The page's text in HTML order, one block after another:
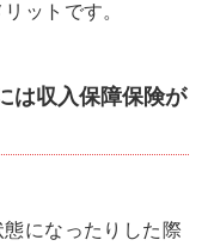
ットです。
は収入保障保険が
になったりした際